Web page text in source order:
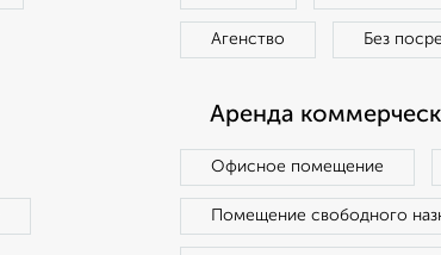
Агенство Без
Аренда
Офисное помещение
Помещение свободного